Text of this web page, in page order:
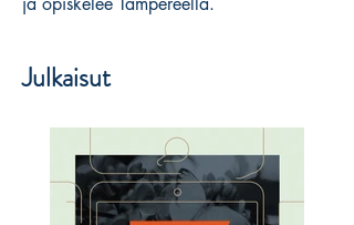
Julkaisut